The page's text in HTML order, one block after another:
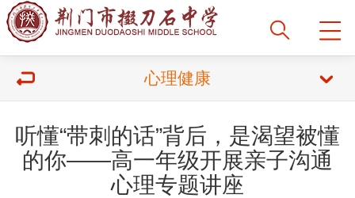
心理健康
听懂“带刺的话”背后，是渴望被懂
的你——高一年级开展亲子沟通
心理专题讲座